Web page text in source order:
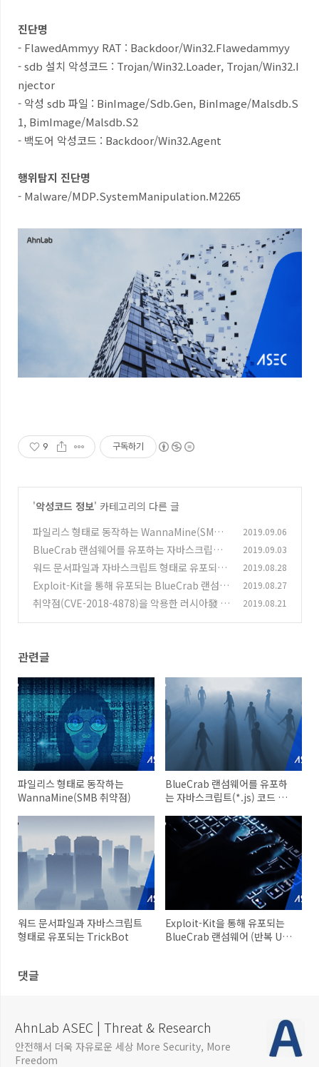
진단명
- FlawedAmmyy RAT : Backdoor/Win32.Flawedammyy
- sdb 설치 악성코드 : Trojan/Win32.Loader, Trojan/Win32.I
njector
- 악성 sdb 파일 : BinImage/Sdb.Gen, BinImage/Malsdb.S
1, BimImage/Malsdb.S2
- 백도어 악성코드 : Backdoor/Win32.Agent
행위탐지 진단명
- Malware/MDP.SystemManipulation.M2265
9 구독하기
'악성코드 정보' 카테고리의 다른 글
파일리스 형태로 동작하는 WannaMine(SMB
취약점) (1)
2019.09.06
BlueCrab 랜섬웨어를 유포하는 자바스크립트
(*.js) 코드 변화
(0)
2019.09.03
워드 문서파일과 자바스크립트 형태로 유포되는
TrickBot
(0)
2019.08.28
Exploit-Kit을 통해 유포되는 BlueCrab 랜섬웨
어 (반복 UAC 주의)
(0)
2019.08.27
취약점(CVE-2018-4878)을 악용한 러시아發 악
2019.08.21
관련글
파일리스 형태로 동작하는
WannaMine(SMB 취약점)
BlueCrab 랜섬웨어를 유포하
는 자바스크립트(*.js) 코드 변
워드 문서파일과 자바스크립트
형태로 유포되는 TrickBot
Exploit-Kit을 통해 유포되는
BlueCrab 랜섬웨어 (반복 UAC
댓글
AhnLab ASEC | Threat & Research
안전해서 더욱 자유로운 세상 More Security, More
Freedom